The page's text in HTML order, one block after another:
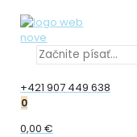
+421 907 449 638
0
0,00 €